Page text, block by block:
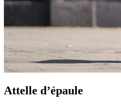
Attelle d’épaule